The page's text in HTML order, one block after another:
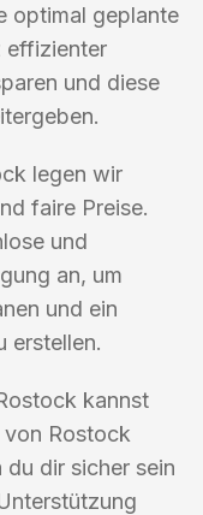
optimal geplante
effizienter
und diese
legen wir
faire Preise.
und
an, um
und ein
erstellen.
kannst
Rostock
dir sicher sein